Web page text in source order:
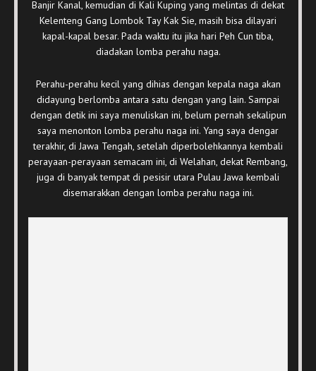
Banjir Kanal, kemudian di Kali Kuping yang melintas di dekat
Kelenteng Gang Lombok Tay Kak Sie, masih bisa dilayari
kapal-kapal besar. Pada waktu itu jika hari Peh Cun tiba,
diadakan lomba perahu naga.
Perahu-perahu kecil yang dihias dengan kepala naga akan
didayung berlomba antara satu dengan yang lain. Sampai
dengan detik ini saya menuliskan ini, belum pernah sekalipun
saya menonton lomba perahu naga ini. Yang saya dengar
terakhir, di Jawa Tengah, setelah diperbolehkannya kembali
perayaan-perayaan semacam ini, di Welahan, dekat Rembang,
juga di banyak tempat di pesisir utara Pulau Jawa kembali
disemarakkan dengan lomba perahu naga ini.